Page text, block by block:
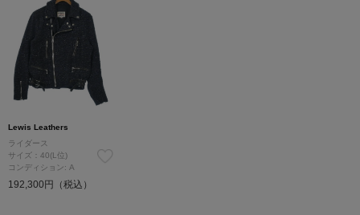
Lewis Leathers
ライダース
サイズ：40(L位)
コンディション: A
192,300円（税込）